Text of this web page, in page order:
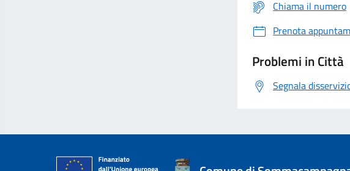
Chiama il numero
Prenota
Problemi in Città
Segnala